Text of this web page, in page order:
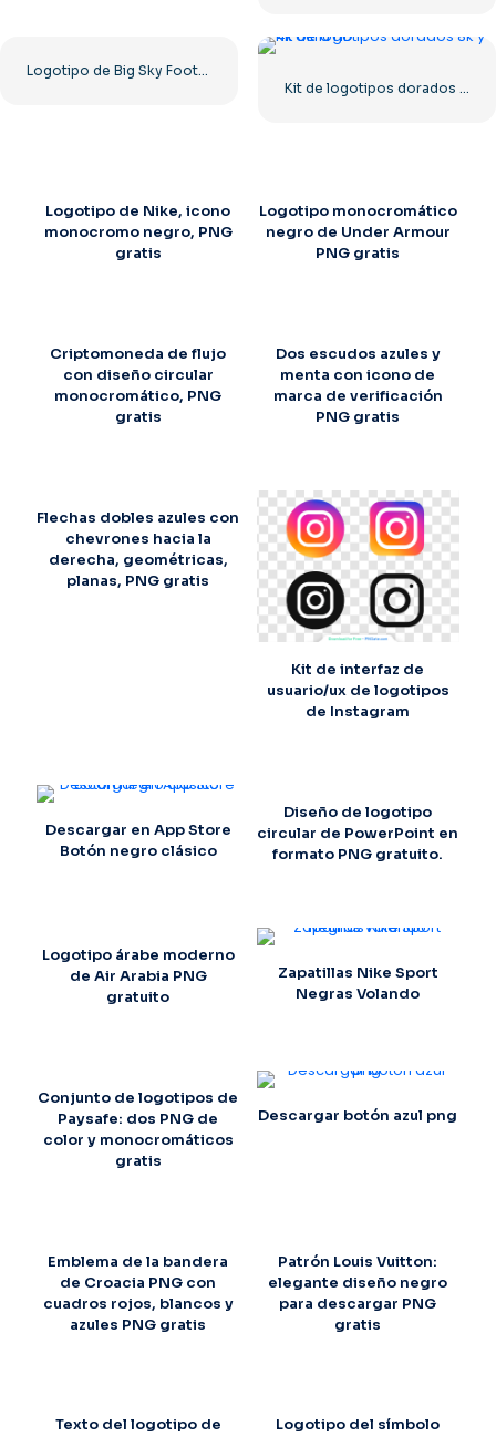
Logotipo de Nike, icono
monocromo negro, PNG
gratis
Logotipo monocromático
negro de Under Armour
PNG gratis
Criptomoneda de flujo
con diseño circular
monocromático, PNG
gratis
Dos escudos azules y
menta con icono de
marca de verificación
PNG gratis
Flechas dobles azules con
chevrones hacia la
derecha, geométricas,
planas, PNG gratis
Kit de interfaz de
usuario/ux de logotipos
de Instagram
Descargar en App Store
Botón negro clásico
Diseño de logotipo
circular de PowerPoint en
formato PNG gratuito.
Logotipo árabe moderno
de Air Arabia PNG
gratuito
Zapatillas Nike Sport
Negras Volando
Conjunto de logotipos de
Paysafe: dos PNG de
color y monocromáticos
gratis
Descargar botón azul png
Emblema de la bandera
de Croacia PNG con
cuadros rojos, blancos y
azules PNG gratis
Patrón Louis Vuitton:
elegante diseño negro
para descargar PNG
gratis
Texto del logotipo de
Logotipo del símbolo